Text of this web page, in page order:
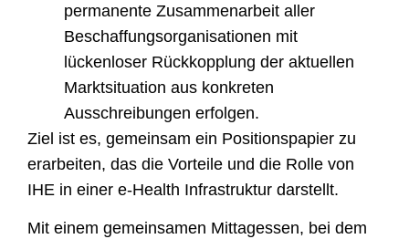
permanente Zusammenarbeit aller
Beschaffungsorganisationen mit
lückenloser Rückkopplung der aktuellen
Marktsituation aus konkreten
Ausschreibungen erfolgen.
Ziel ist es, gemeinsam ein Positionspapier zu
erarbeiten, das die Vorteile und die Rolle von
IHE in einer e-Health Infrastruktur darstellt.
Mit einem gemeinsamen Mittagessen, bei dem